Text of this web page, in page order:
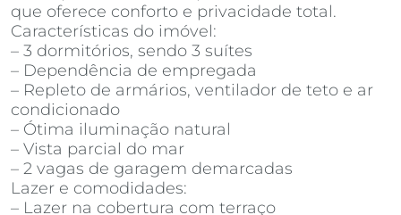
que oferece conforto e privacidade total.
Características do imóvel:
– 3 dormitórios, sendo 3 suítes
– Dependência de empregada
– Repleto de armários, ventilador de teto e ar
condicionado
– Ótima iluminação natural
– Vista parcial do mar
– 2 vagas de garagem demarcadas
Lazer e comodidades:
– Lazer na cobertura com terraço